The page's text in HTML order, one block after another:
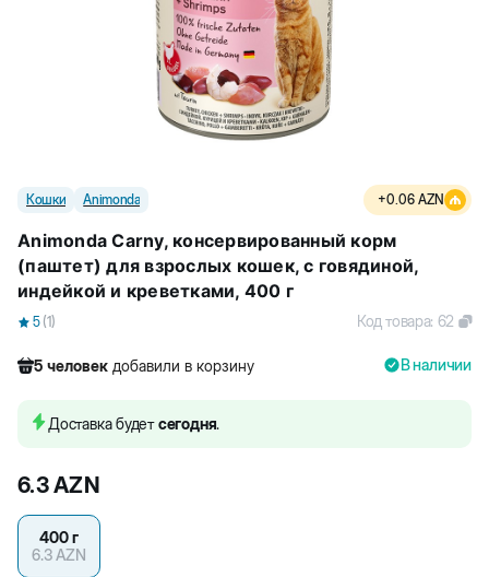
Кошки Animonda +0.06 AZN
Animonda Carny, консервированный корм
(паштет) для взрослых кошек, с говядиной,
индейкой и креветками, 400 г
5 (1) Код товара: 62
5 человек добавили в корзину
15 человек купили товар
В наличии
Доставка будетсегодня.
6.3AZN
400 г
6.3AZN